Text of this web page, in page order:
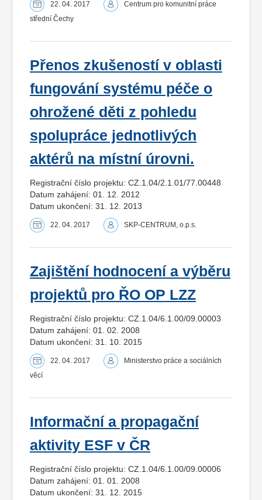
22. 04. 2017
Centrum pro komunitní práce
střední Čechy
Přenos zkušeností v oblasti
fungování systému péče o
ohrožené děti z pohledu
spolupráce jednotlivých
aktérů na místní úrovni.
Registrační číslo projektu: CZ.1.04/2.1.01/77.00448
Datum zahájení: 01. 12. 2012
Datum ukončení: 31. 12. 2013
22. 04. 2017 SKP-CENTRUM, o.p.s.
Zajištění hodnocení a výběru
projektů pro ŘO OP LZZ
Registrační číslo projektu: CZ.1.04/6.1.00/09.00003
Datum zahájení: 01. 02. 2008
Datum ukončení: 31. 10. 2015
22. 04. 2017
Ministerstvo práce a sociálních
věcí
Informační a propagační
aktivity ESF v ČR
Registrační číslo projektu: CZ.1.04/6.1.00/09.00006
Datum zahájení: 01. 01. 2008
Datum ukončení: 31. 12. 2015